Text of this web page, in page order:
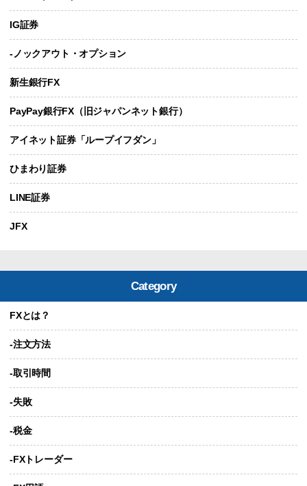
IG証券
-ノックアウト・オプション
新生銀行FX
PayPay銀行FX（旧ジャパンネット銀行）
アイネット証券「ループイフダン」
ひまわり証券
LINE証券
JFX
Category
FXとは？
-注文方法
-取引時間
-失敗
-税金
-FXトレーダー